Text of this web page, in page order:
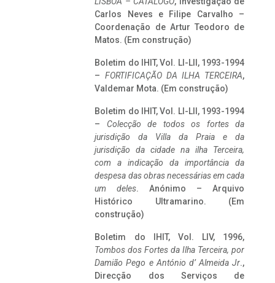
Carlos Neves e Filipe Carvalho –
Coordenação de Artur Teodoro de
Matos. (Em construção)
Boletim do IHIT, Vol. LI-LII, 1993-1994
– FORTIFICAÇÃO DA ILHA TERCEIRA,
Valdemar Mota. (Em construção)
Boletim do IHIT, Vol. LI-LII, 1993-1994
– Colecção de todos os fortes da
jurisdição da Villa da Praia e da
jurisdição da cidade na ilha Terceira,
com a indicação da importância da
despesa das obras necessárias em cada
um deles. Anónimo – Arquivo
Histórico Ultramarino. (Em
construção)
Boletim do IHIT, Vol. LIV, 1996,
Tombos dos Fortes da Ilha Terceira, por
Damião Pego e António d’ Almeida Jr.,
Direcção dos Serviços de